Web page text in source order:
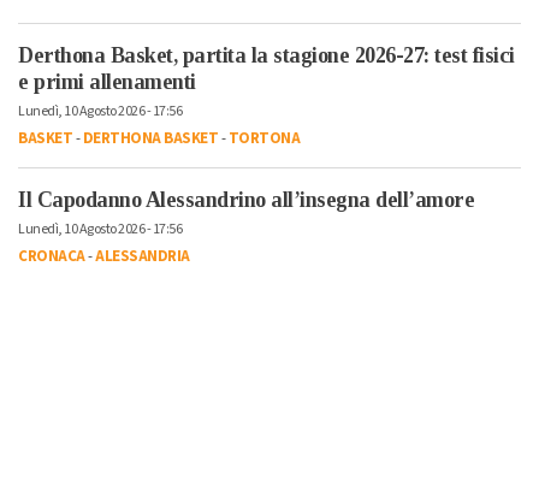
Derthona Basket, partita la stagione 2026-27: test fisici
e primi allenamenti
Lunedì, 10 Agosto 2026 - 17:56
BASKET-DERTHONA BASKET-TORTONA
Il Capodanno Alessandrino all’insegna dell’amore
Lunedì, 10 Agosto 2026 - 17:56
CRONACA-ALESSANDRIA